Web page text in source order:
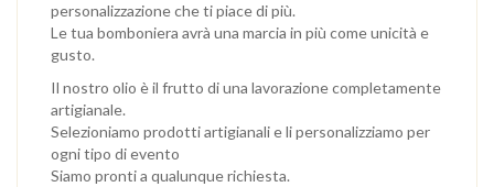
personalizzazione che ti piace di più.
Le tua bomboniera avrà una marcia in più come unicità e
gusto.
Il nostro olio è il frutto di una lavorazione completamente
artigianale.
Selezioniamo prodotti artigianali e li personalizziamo per
ogni tipo di evento
Siamo pronti a qualunque richiesta.